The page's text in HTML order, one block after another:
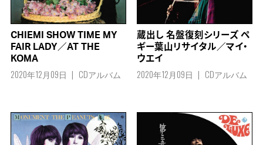
CHIEMI SHOW TIME MY
FAIR LADY／AT THE
KOMA
2020年12月09日 CDアルバム
蔵出し 名盤復刻シリーズ ペ
ギー葉山リサイタル／マイ・
ウエイ
2020年12月09日 CDアルバム